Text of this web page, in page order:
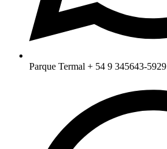
Parque Termal + 54 9 345643-5929